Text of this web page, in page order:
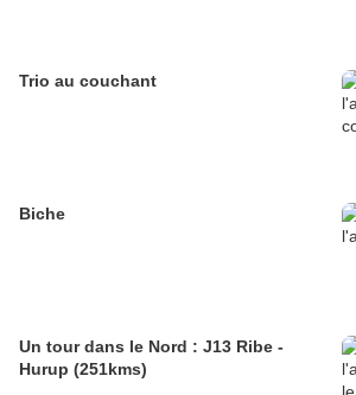
Trio au couchant
Biche
Un tour dans le Nord : J13 Ribe -
Hurup (251kms)